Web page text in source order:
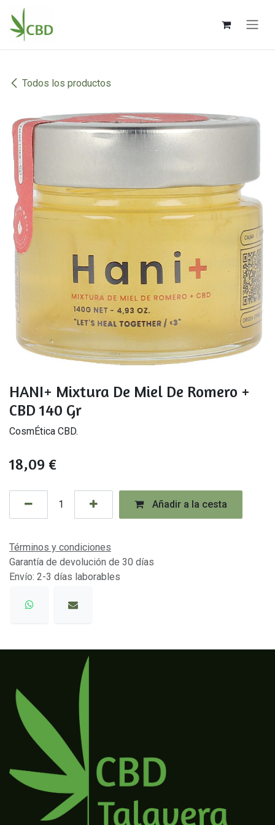
Ir al contenido
Todos los productos
HANI+ Mixtura De Miel De Romero +
CBD 140 Gr
CosmÉtica CBD.
18,09 €
Añadir a la cesta
Términos y condiciones
Garantía de devolución de 30 días
Envío: 2-3 días laborables